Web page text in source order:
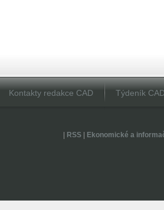
Kontakty redakce CAD Týdeník
RSS| Ekonomické a